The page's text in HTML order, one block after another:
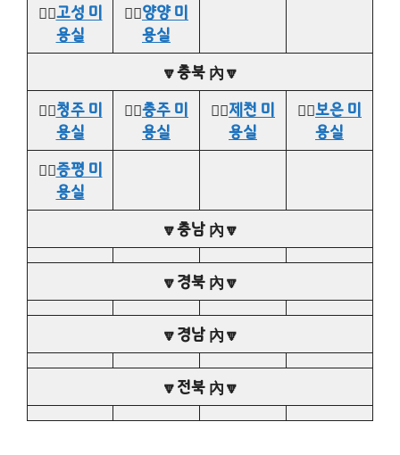
👉🏻고성 미
용실
👉🏻양양 미
용실
🔽충북 內🔽
👉🏻청주 미
용실
👉🏻충주 미
용실
👉🏻제천 미
용실
👉🏻보은 미
용실
👉🏻증평 미
용실
🔽충남 內🔽
🔽경북 內🔽
🔽경남 內🔽
🔽전북 內🔽